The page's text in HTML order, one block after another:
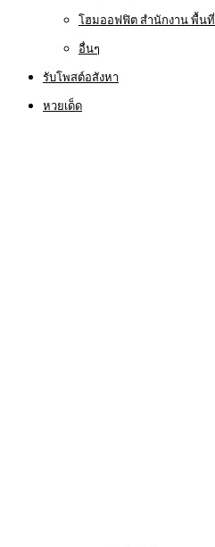
โฮมออฟฟิต สำนักงาน พื้นที่
อื่นๆ
รับโพสต์อสังหา
หวยเด็ด